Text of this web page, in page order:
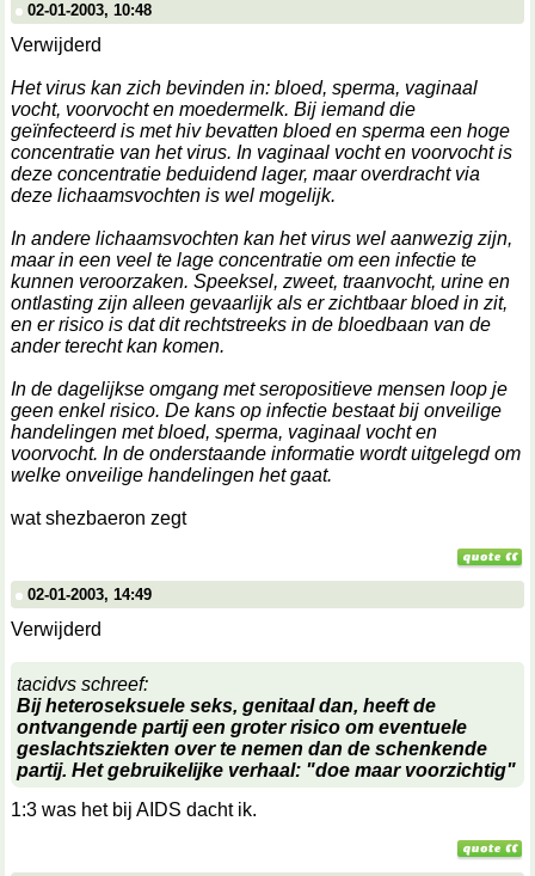
02-01-2003, 10:48
Verwijderd
Het virus kan zich bevinden in: bloed, sperma, vaginaal
vocht, voorvocht en moedermelk. Bij iemand die
geïnfecteerd is met hiv bevatten bloed en sperma een hoge
concentratie van het virus. In vaginaal vocht en voorvocht is
deze concentratie beduidend lager, maar overdracht via
deze lichaamsvochten is wel mogelijk.
In andere lichaamsvochten kan het virus wel aanwezig zijn,
maar in een veel te lage concentratie om een infectie te
kunnen veroorzaken. Speeksel, zweet, traanvocht, urine en
ontlasting zijn alleen gevaarlijk als er zichtbaar bloed in zit,
en er risico is dat dit rechtstreeks in de bloedbaan van de
ander terecht kan komen.
In de dagelijkse omgang met seropositieve mensen loop je
geen enkel risico. De kans op infectie bestaat bij onveilige
handelingen met bloed, sperma, vaginaal vocht en
voorvocht. In de onderstaande informatie wordt uitgelegd om
welke onveilige handelingen het gaat.
wat shezbaeron zegt
02-01-2003, 14:49
Verwijderd
tacidvs schreef:
Bij heteroseksuele seks, genitaal dan, heeft de
ontvangende partij een groter risico om eventuele
geslachtsziekten over te nemen dan de schenkende
partij. Het gebruikelijke verhaal: "doe maar voorzichtig"
1:3 was het bij AIDS dacht ik.